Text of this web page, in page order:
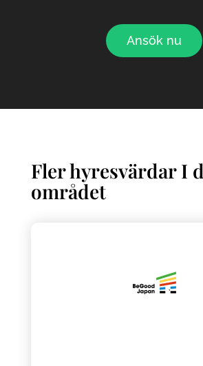
Ansök nu
Fler hyresvärdar I
området